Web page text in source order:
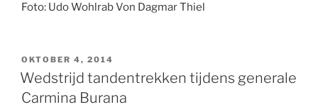
Foto: Udo Wohlrab Von Dagmar Thiel
GEPLAATST
OP
OKTOBER 4, 2014
Wedstrijd tandentrekken tijdens generale
Carmina Burana